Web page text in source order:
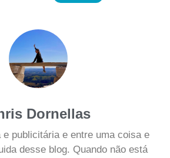
Dornellas
e publicitária e entre uma coisa e
desse blog. Quando não está